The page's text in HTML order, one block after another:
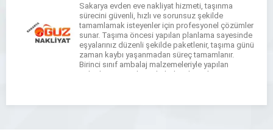
Sakarya evden eve nakliyat hizmeti, taşınma
sürecini güvenli, hızlı ve sorunsuz şekilde
tamamlamak isteyenler için profesyonel çözümler
sunar. Taşıma öncesi yapılan planlama sayesinde
eşyalarınız düzenli şekilde paketlenir, taşıma günü
zaman kaybı yaşanmadan süreç tamamlanır.
Birinci sınıf ambalaj malzemeleriyle yapılan
paketleme, eşyaların darbelere karşı korunmasını